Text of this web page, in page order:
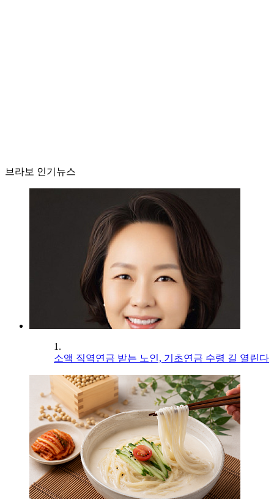
브라보 인기뉴스
1.
소액 직역연금 받는 노인, 기초연금 수령 길 열린다